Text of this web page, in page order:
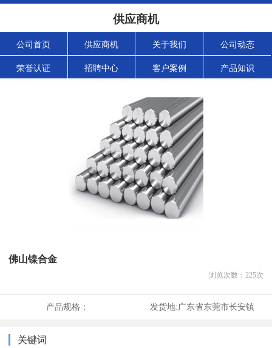
供应商机
公司首页 供应商机 关于我们 公司动态
荣誉认证 招聘中心 客户案例 产品知识
佛山镍合金
浏览次数： 225次
产品规格： 发货地:广东省东莞市长安镇
关键词